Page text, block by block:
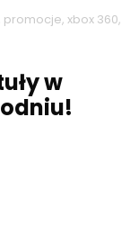
promocje, xbox 360,
w